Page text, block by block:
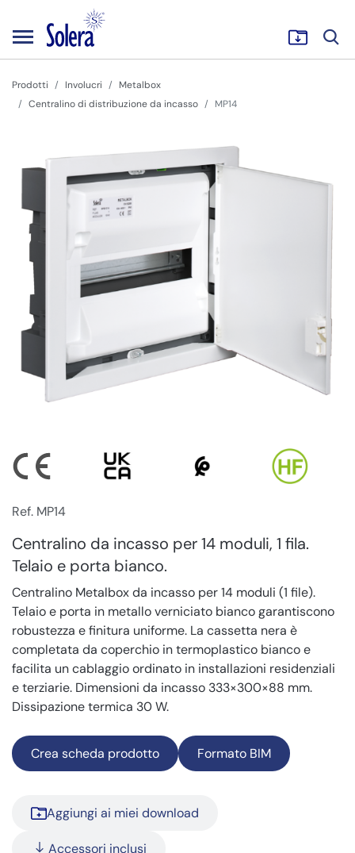
Prodotti Involucri
Metalbox
Centralino di distribuzione da incasso
MP14
Ref. MP14
Centralino da incasso per 14 moduli, 1 fila.
Telaio e porta bianco.
Centralino Metalbox da incasso per 14 moduli (1 file).
Telaio e porta in metallo verniciato bianco garantiscono
robustezza e finitura uniforme. La cassetta nera è
completata da coperchio in termoplastico bianco e
facilita un cablaggio ordinato in installazioni residenziali
e terziarie. Dimensioni da incasso 333×300×88 mm.
Dissipazione termica 30 W.
Crea scheda prodotto Formato BIM
Aggiungi ai miei download
Accessori inclusi